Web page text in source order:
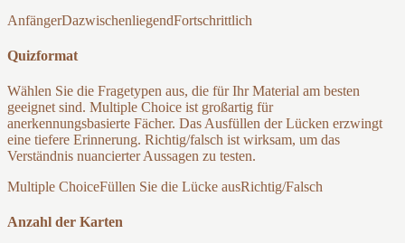
AnfängerDazwischenliegendFortschrittlich
Quizformat
Wählen Sie die Fragetypen aus, die für Ihr Material am besten
geeignet sind. Multiple Choice ist großartig für
anerkennungsbasierte Fächer. Das Ausfüllen der Lücken erzwingt
eine tiefere Erinnerung. Richtig/falsch ist wirksam, um das
Verständnis nuancierter Aussagen zu testen.
Multiple ChoiceFüllen Sie die Lücke ausRichtig/Falsch
Anzahl der Karten